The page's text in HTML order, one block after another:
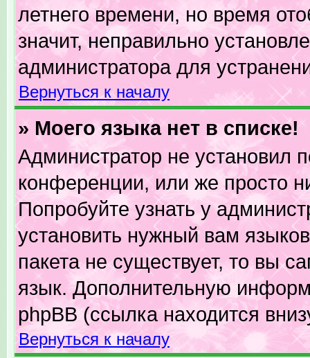
летнего времени, но время
значит, неправильно
администратора для
Вернуться к началу
» Моего языка нет в списке!
Администратор не установил
конференции, или же просто
Попробуйте узнать у
установить нужный вам
пакета не существует, то вы
язык. Дополнительную
phpBB (ссылка находится
Вернуться к началу